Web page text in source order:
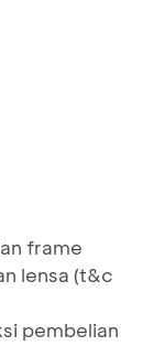
frame
lensa (t&c
pembelian